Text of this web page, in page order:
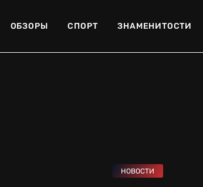
ОБЗОРЫ СПОРТ ЗНАМЕНИТОСТИ
НОВОСТИ